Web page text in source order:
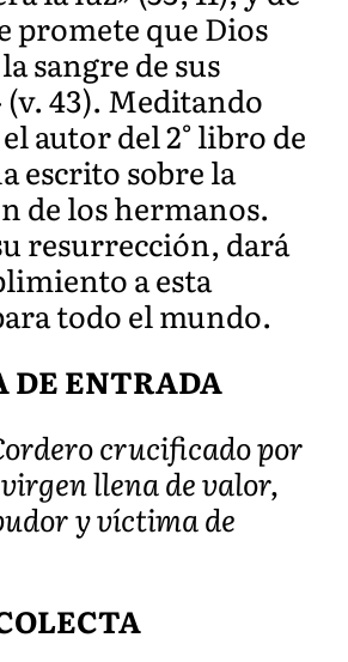
promete que Dios
sangre de sus
43). Meditando
autor del 2° libro de
escrito sobre la
de los hermanos.
resurrección, dará
a esta
todo el mundo.
DE ENTRADA
crucificado por
llena de valor,
y víctima de